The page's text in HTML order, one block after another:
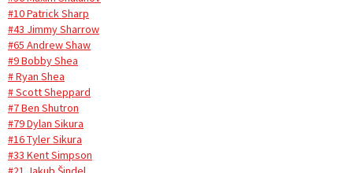
#10 Patrick Sharp
#43 Jimmy Sharrow
#65 Andrew Shaw
#9 Bobby Shea
# Ryan Shea
# Scott Sheppard
#7 Ben Shutron
#79 Dylan Sikura
#16 Tyler Sikura
#33 Kent Simpson